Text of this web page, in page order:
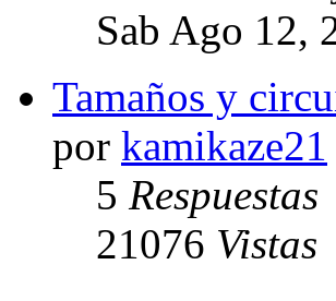
Sab Ago 12,
Tamaños y
por kamikaze21
5 Respuestas
21076 Vistas